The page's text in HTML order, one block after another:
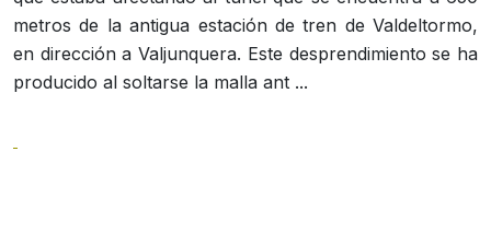
metros de la antigua estación de tren de Valdeltormo,
en dirección a Valjunquera. Este desprendimiento se ha
producido al soltarse la malla ant ...